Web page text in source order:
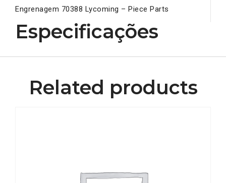
Engrenagem 70388 Lycoming – Piece Parts
Especificações
Related products